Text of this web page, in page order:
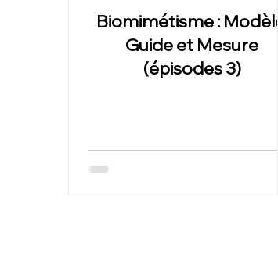
Biomimétisme : Modèle,
Guide et Mesure
(épisodes 3)